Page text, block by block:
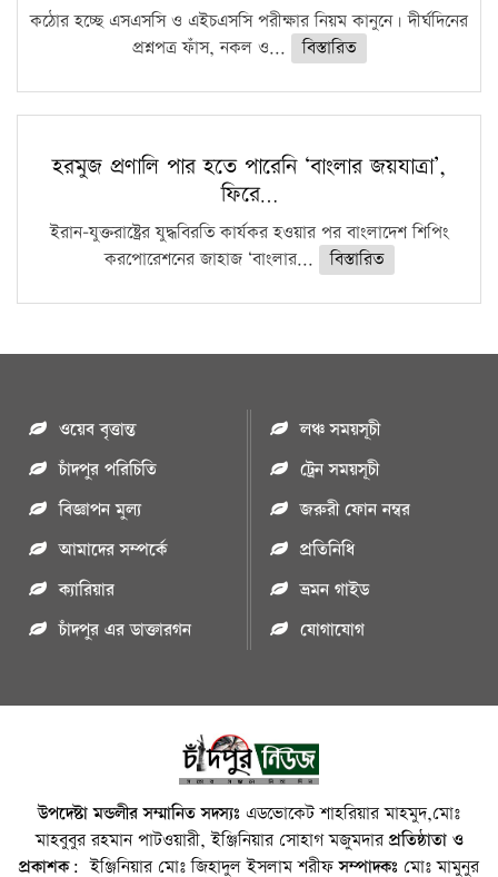
কঠোর হচ্ছে এসএসসি ও এইচএসসি পরীক্ষার নিয়ম কানুনে। দীর্ঘদিনের
প্রশ্নপত্র ফাঁস, নকল ও...
বিস্তারিত
হরমুজ প্রণালি পার হতে পারেনি ‘বাংলার জয়যাত্রা’,
ফিরে…
ইরান-যুক্তরাষ্ট্রের যুদ্ধবিরতি কার্যকর হওয়ার পর বাংলাদেশ শিপিং
করপোরেশনের জাহাজ ‘বাংলার...
বিস্তারিত
ওয়েব বৃত্তান্ত
চাঁদপুর পরিচিতি
বিজ্ঞাপন মুল্য
আমাদের সম্পর্কে
ক্যারিয়ার
চাঁদপুর এর ডাক্তারগন
লঞ্চ সময়সূচী
ট্রেন সময়সূচী
জরুরী ফোন নম্বর
প্রতিনিধি
ভ্রমন গাইড
যোগাযোগ
উপদেষ্টা মন্ডলীর সম্মানিত সদস্যঃ এডভোকেট শাহরিয়ার মাহমুদ,মোঃ
মাহবুবুর রহমান পাটওয়ারী, ইঞ্জিনিয়ার সোহাগ মজুমদারপ্রতিষ্ঠাতা ও
প্রকাশক: ইঞ্জিনিয়ার মোঃ জিহাদুল ইসলাম শরীফসম্পাদকঃ মোঃ মামুনুর